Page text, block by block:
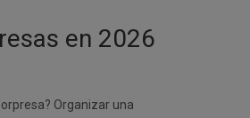
en 2026
Organizar una